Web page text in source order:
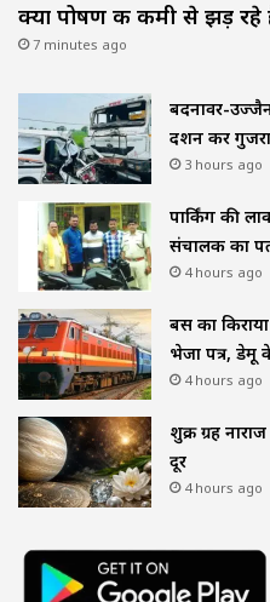
क्या पोषण की कमी से झड़ रहे
7 minutes ago
बदनावर-
दर्शन कर
3 hours ago
पार्किंग की
संचालक का
4 hours ago
बस का
भेजा पत्र, डेमू
4 hours ago
शुक्र ग्रह
दूर
4 hours ago